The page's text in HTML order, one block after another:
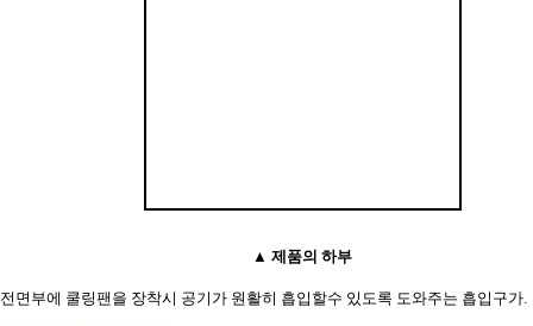
▲ 제품의 하부
전면부에 쿨링팬을 장착시 공기가 원활히 흡입할수 있도록 도와주는 흡입구가.